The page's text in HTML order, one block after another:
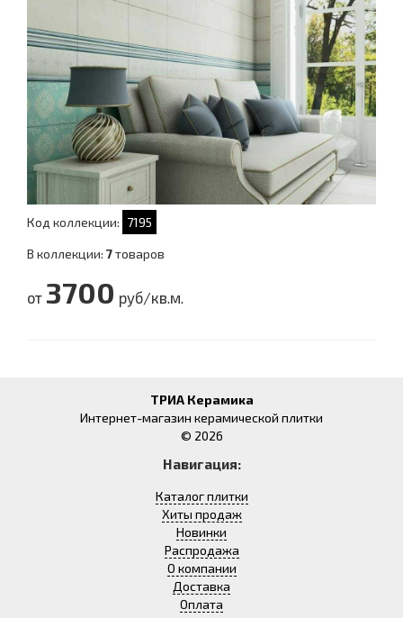
Код коллекции: 7195
В коллекции: 7товаров
от 3700 руб/кв.м.
ТРИА Керамика
Интернет-магазин керамической плитки
© 2026
Навигация:
Каталог плитки
Хиты продаж
Новинки
Распродажа
О компании
Доставка
Оплата